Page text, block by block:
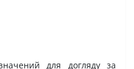
для догляду за